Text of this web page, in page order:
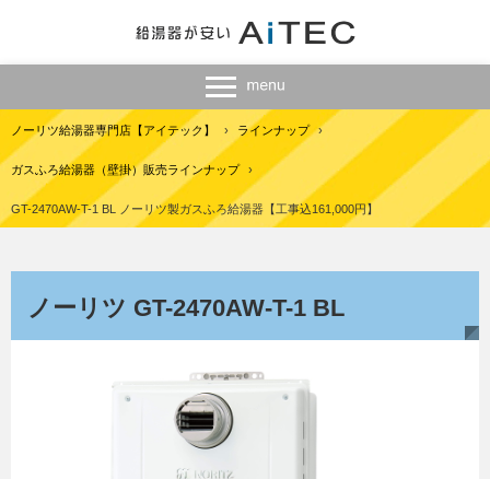
ノーリツ給湯器専門店【アイテック】 › ラインナップ ›
ガスふろ給湯器（壁掛）販売ラインナップ ›
GT-2470AW-T-1 BL ノーリツ製ガスふろ給湯器【工事込161,000円】
ノーリツ GT-2470AW-T-1 BL